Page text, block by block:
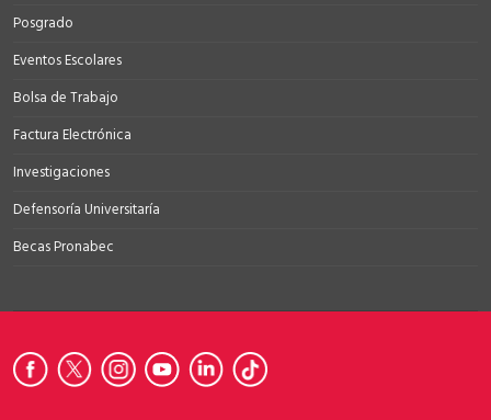
Posgrado
Eventos Escolares
Bolsa de Trabajo
Factura Electrónica
Investigaciones
Defensoría Universitaría
Becas Pronabec